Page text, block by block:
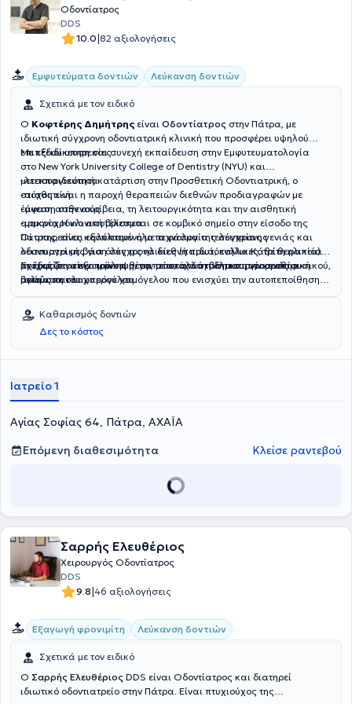
Οδοντίατρος
DDS
10.0|82 αξιολογήσεις
Εμφυτεύματα δοντιών Λεύκανση δοντιών
Σχετικά με τον ειδικό
Ο Κοφτέρης Δημήτρης είναι Οδοντίατρος στην Πάτρα, με
ιδιωτική σύγχρονη οδοντιατρική κλινική που προσφέρει υψηλού
επιπέδου υπηρεσίες .
Με εξειδίκευση και συνεχή εκπαίδευση στην Εμφυτευματολογία
στο New York University College of Dentistry (NYU) και
μετεκπαιδευτική κατάρτιση στην Προσθετική Οδοντιατρική, ο
στόχος είναι η παροχή θεραπειών διεθνών προδιαγραφών με
έμφαση στην ακρίβεια, τη λειτουργικότητα και την αισθητική
αρμονία.Η κλινική βρίσκεται σε κομβικό σημείο στην είσοδο της
Πάτρας, είναι εξοπλισμένη με τεχνολογία τελευταίας γενιάς και
λειτουργεί με βάση σύγχρονα διεθνή πρωτόκολλα.Κάθε θεραπεία
σχεδιάζεται εξατομικευμένα, με στόχο τη βέλτιστη ισορροπία
ανάμεσα σε:
-λειτουργικότητα
-αισθητική
-άνεση ασθενούς
-μακροχρόνιο αποτέλεσμα
Οι υπηρεσίες καλύπτουν όλο το φάσμα της σύγχρονης
οδοντιατρικής για όλες τις ηλικίες (παιδιά, ενήλικες, τρίτη ηλικία),
με έμφαση στην πρόληψη, την αποκατάσταση και την αισθητική
βελτίωση του χαμόγελου.
Στόχος δεν είναι μόνο η θεραπεία, αλλά η δημιουργία ενός φυσικού,
υγιούς και λαμπερού χαμόγελου που ενισχύει την αυτοπεποίθηση
Καθαρισμός δοντιών
Δες το κόστος
Ιατρείο 1
Αγίας Σοφίας 64, Πάτρα, ΑΧΑΪΑ
Επόμενη διαθεσιμότητα
Κλείσε ραντεβού
Σαρρής Ελευθέριος
Χειρουργός Οδοντίατρος
DDS
9.8|46 αξιολογήσεις
Εξαγωγή φρονιμίτη Λεύκανση δοντιών
Σχετικά με τον ειδικό
Ο Σαρρής Ελευθέριος DDS είναι Οδοντίατρος και διατηρεί
ιδιωτικό οδοντιατρείο στην Πάτρα. Είναι πτυχιούχος της